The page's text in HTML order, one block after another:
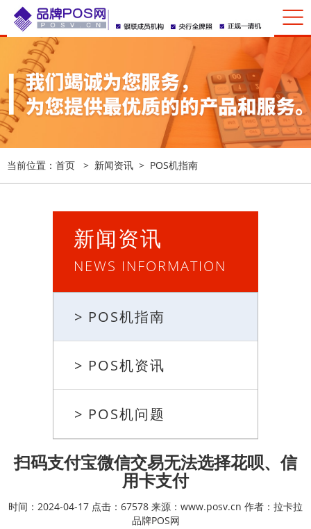
当前位置： 首页 > 新闻资讯 > POS机指南
新闻资讯
NEWS INFORMATION
> POS机指南
> POS机资讯
> POS机问题
扫码支付宝微信交易无法选择花呗、信
用卡支付
时间：2024-04-17 点击：67578 来源：www.posv.cn 作者：拉卡拉
品牌POS网